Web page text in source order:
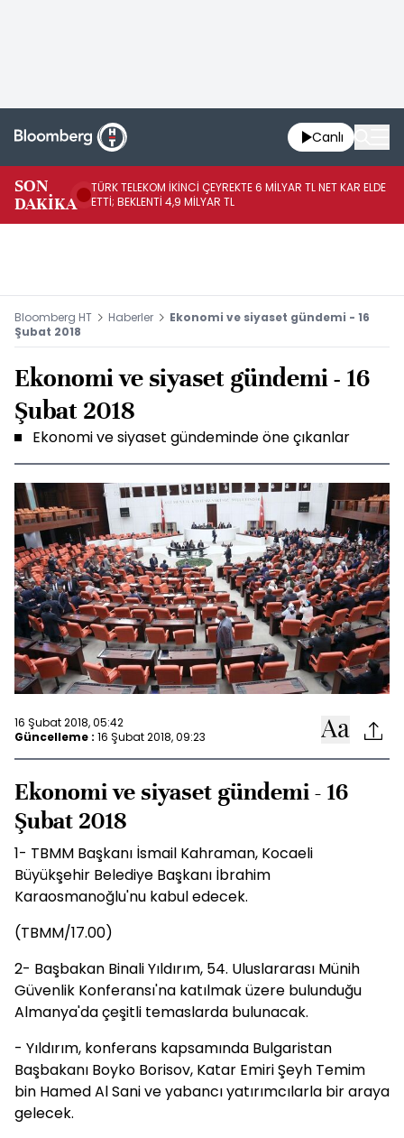
Canlı
SON
DAKİKA
TÜRK TELEKOM İKİNCİ ÇEYREKTE 6 MİLYAR TL NET KAR ELDE
ETTİ; BEKLENTİ 4,9 MİLYAR TL
Bloomberg HT Haberler
Ekonomi ve siyaset gündemi - 16
Şubat 2018
Ekonomi ve siyaset gündemi - 16
Şubat 2018
Ekonomi ve siyaset gündeminde öne çıkanlar
16 Şubat 2018, 05:42
Güncelleme : 16 Şubat 2018, 09:23
Ekonomi ve siyaset gündemi - 16
Şubat 2018
1- TBMM Başkanı İsmail Kahraman, Kocaeli
Büyükşehir Belediye Başkanı İbrahim
Karaosmanoğlu'nu kabul edecek.
(TBMM/17.00)
2- Başbakan Binali Yıldırım, 54. Uluslararası Münih
Güvenlik Konferansı'na katılmak üzere bulunduğu
Almanya'da çeşitli temaslarda bulunacak.
- Yıldırım, konferans kapsamında Bulgaristan
Başbakanı Boyko Borisov, Katar Emiri Şeyh Temim
bin Hamed Al Sani ve yabancı yatırımcılarla bir araya
gelecek.